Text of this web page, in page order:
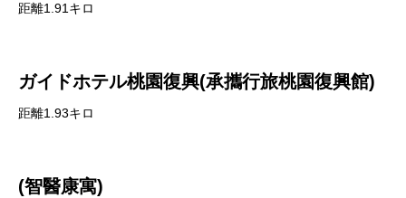
距離1.91キロ
ガイドホテル桃園復興(承攜行旅桃園復興館)
距離1.93キロ
(智醫康寓)